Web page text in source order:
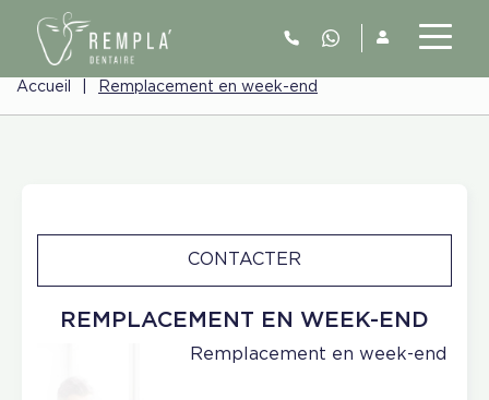
Accueil Remplacement en week-end
REMPLACEMENT EN WEEK-END
CONTACTER
Remplacement en week-end